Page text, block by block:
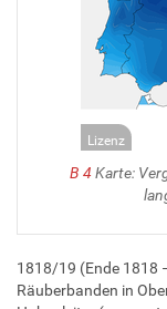
Lizenz
B 4 Karte:
1818/19 (Ende 1818
Räuberbanden in